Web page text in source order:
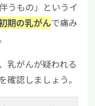
療という選択肢
の受診を
うもの」というイ
期の乳がんで痛み
乳がんが疑われる
確認しましょう。